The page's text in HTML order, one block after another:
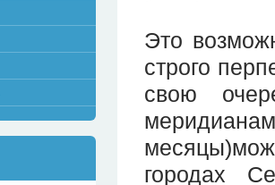
Это
строго
свою
городах